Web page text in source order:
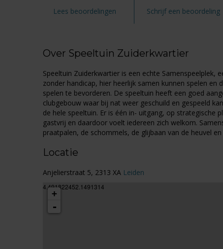
Lees beoordelingen Schrijf een beoordeling
Over Speeltuin Zuiderkwartier
Speeltuin Zuiderkwartier is een echte Samenspeelplek,
zonder handicap, hier heerlijk samen kunnen spelen
spelen te bevorderen. De speeltuin heeft een goed
clubgebouw waar bij nat weer geschuild en gespeeld
de hele speeltuin. Er is één in- uitgang, op strategische
gastvrij en daardoor voelt iedereen zich welkom.
praatpalen, de schommels, de glijbaan van de heuvel
Locatie
Anjelierstraat 5, 2313 XA Leiden
4.491822452.1491314
+
-